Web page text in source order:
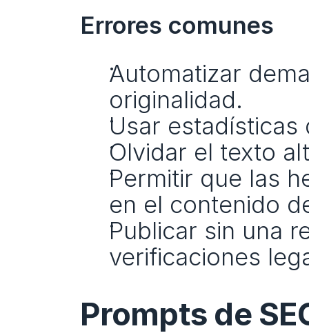
Errores comunes
Automatizar
originalidad.
Usar estadísticas
Olvidar el texto
Permitir que las
en el contenido
Publicar sin una
verificaciones
Prompts de